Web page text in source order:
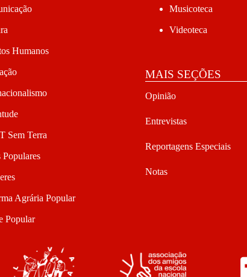
Humanos
Sem Terra
Populares
Agrária Popular
Popular
Musicoteca
Videoteca
MAIS SEÇÕES
Opinião
Entrevistas
Reportagens Especiais
Notas